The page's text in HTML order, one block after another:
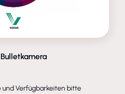
Bulletkamera
und Verfügbarkeiten bitte